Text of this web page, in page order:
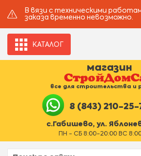
В вязи с техническими
заказа временно невозможно.
КАТАЛОГ
магазин
все для строительства и
8 (843) 210-25-
с.Габишево, ул.
ПН - СБ 8:00-20:00 ВС